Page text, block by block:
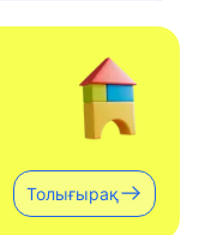
Толығырақ